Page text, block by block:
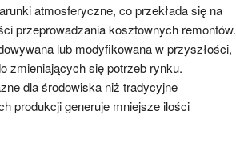
atmosferyczne, co przekłada się na
przeprowadzania kosztownych remontów.
lub modyfikowana w przyszłości,
zmieniających się potrzeb rynku.
dla środowiska niż tradycyjne
produkcji generuje mniejsze ilości